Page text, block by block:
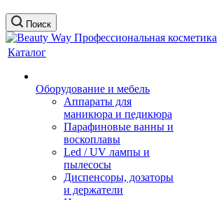
Поиск
Каталог
Оборудование и мебель
Аппараты для
маникюра и педикюра
Парафиновые ванны и
воскоплавы
Led / UV лампы и
пылесосы
Диспенсоры, дозаторы
и держатели